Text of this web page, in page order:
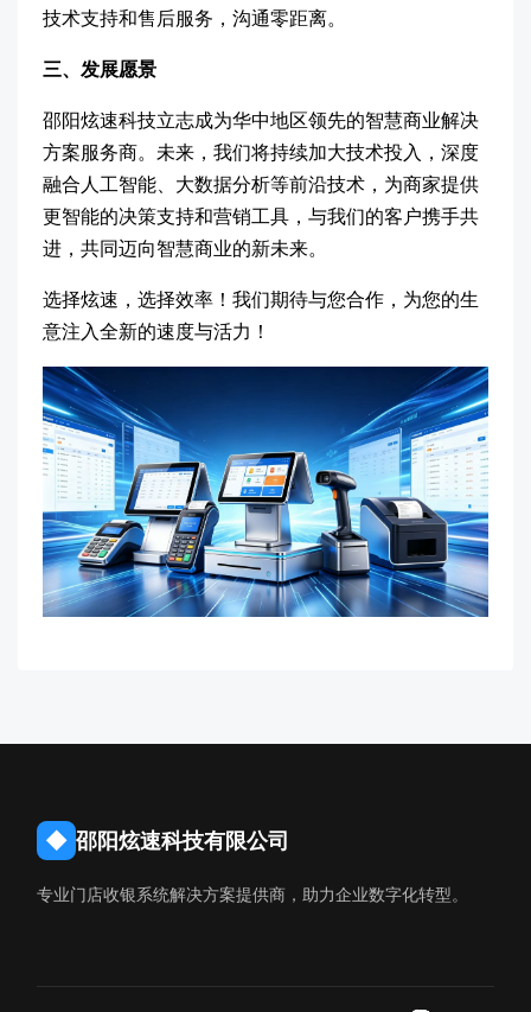
技术支持和售后服务，沟通零距离。
三、发展愿景
邵阳炫速科技立志成为华中地区领先的智慧商业解决
方案服务商。未来，我们将持续加大技术投入，深度
融合人工智能、大数据分析等前沿技术，为商家提供
更智能的决策支持和营销工具，与我们的客户携手共
进，共同迈向智慧商业的新未来。
选择炫速，选择效率！我们期待与您合作，为您的生
意注入全新的速度与活力！
◆ 邵阳炫速科技有限公司
专业门店收银系统解决方案提供商，助力企业数字化转型。